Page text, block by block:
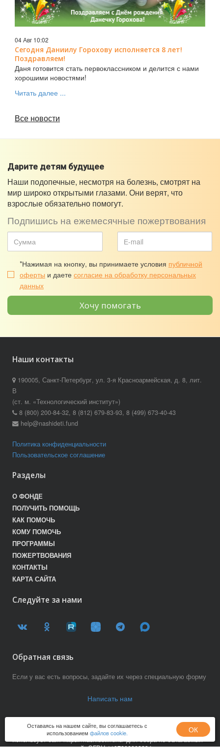
04 Авг 10:02
Сегодня Даниилу Горохову исполняется 8 лет!
Поздравляем!
Даня готовится стать первоклассником и делится с нами
хорошими новостями!
Читать далее ...
Все новости
Дарите детям будущее
Наши подопечные, несмотря на болезнь, смотрят на
мир широко открытыми глазами. Они верят, что
взрослые обязательно помогут.
Подпишись на ежемесячные пожертвования
*Нажимая на кнопку, вы принимаете условия публичной
оферты и даете согласие на обработку персональных
данных
Хочу помогать
Наши контакты
190005, Санкт-Петербург, ул. 3-я Красноармейская, д. 8, лит.
В
(ст. м. «Технологический институт»)
8 (800) 200-84-32, 8 (812) 679-83-93, 8 (499) 673-40-43
help@nashideti.fund
Политика конфиденциальности
Пользовательское соглашение
Разделы
О ФОНДЕ
ПОЛУЧИТЬ ПОМОЩЬ
КАК ПОМОЧЬ
КОМУ ПОМОЧЬ
ПРОГРАММЫ
ПОЖЕРТВОВАНИЯ
КОНТАКТЫ
КАРТА САЙТА
Следуйте за нами
Обратная связь
Если у вас есть вопросы, задайте их через специальную форму
Написать нам
Благотворительный фонд «Наши Дети-Наше будущее»
использует сайт https://nashideti.fund/ для сбора не облагаемых
налогом пожертвований, ОГРН 1197800003334 целевое
Оставаясь на нашем сайте, вы соглашаетесь с
использованием файлов cookie. ОК